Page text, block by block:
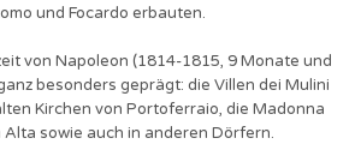
und Focardo erbauten.
von Napoleon (1814-1815, 9 Monate und
besonders geprägt: die Villen dei Mulini
Kirchen von Portoferraio, die Madonna
sowie auch in anderen Dörfern.